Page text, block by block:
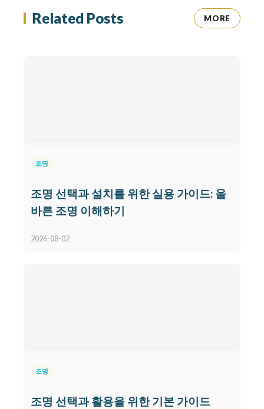
Related Posts MORE
조명
조명 선택과 설치를 위한 실용 가이드: 올
바른 조명 이해하기
2026-08-02
조명
조명 선택과 활용을 위한 기본 가이드